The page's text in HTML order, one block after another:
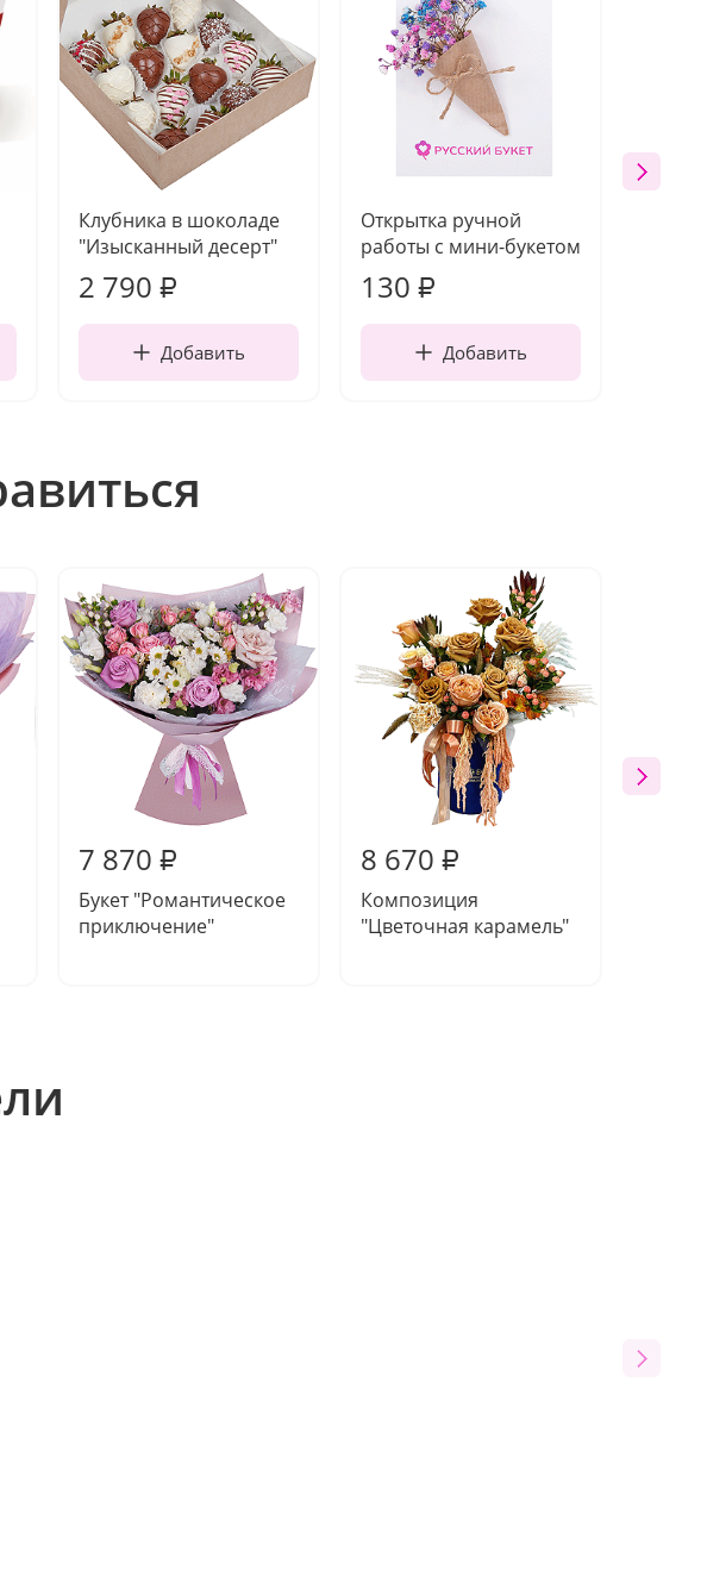
Клубника в шоколаде
"Изысканный десерт"
2 790 ₽
Добавить
Открытка ручной
работы с мини-букетом
130 ₽
Добавить
7 870 ₽
Букет "Романтическое
приключение"
8 670 ₽
Композиция
"Цветочная карамель"